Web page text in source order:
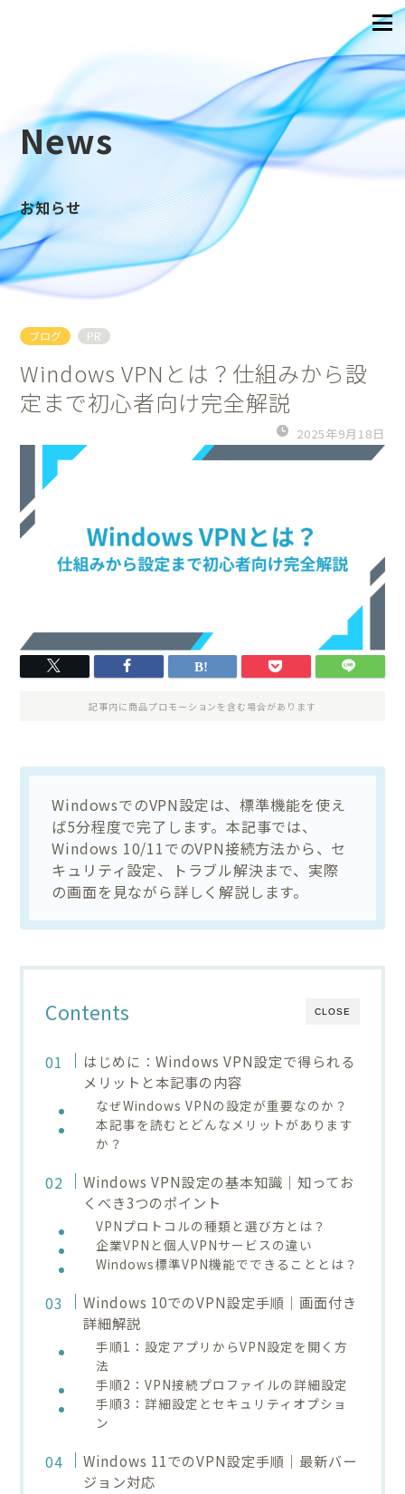
News
お知らせ
ブログ PR
Windows VPNとは？仕組みから設
定まで初心者向け完全解説
2025年9月18日
記事内に商品プロモーションを含む場合があります
WindowsでのVPN設定は、標準機能を使え
ば5分程度で完了します。本記事では、
Windows 10/11でのVPN接続方法から、セ
キュリティ設定、トラブル解決まで、実際
の画面を見ながら詳しく解説します。
CLOSE
Contents
はじめに：Windows VPN設定で得られる
メリットと本記事の内容
なぜWindows VPNの設定が重要なのか？
本記事を読むとどんなメリットがあります
か？
Windows VPN設定の基本知識｜知ってお
くべき3つのポイント
VPNプロトコルの種類と選び方とは？
企業VPNと個人VPNサービスの違い
Windows標準VPN機能でできることとは？
Windows 10でのVPN設定手順｜画面付き
詳細解説
手順1：設定アプリからVPN設定を開く方
法
手順2：VPN接続プロファイルの詳細設定
手順3：詳細設定とセキュリティオプショ
ン
Windows 11でのVPN設定手順｜最新バー
ジョン対応